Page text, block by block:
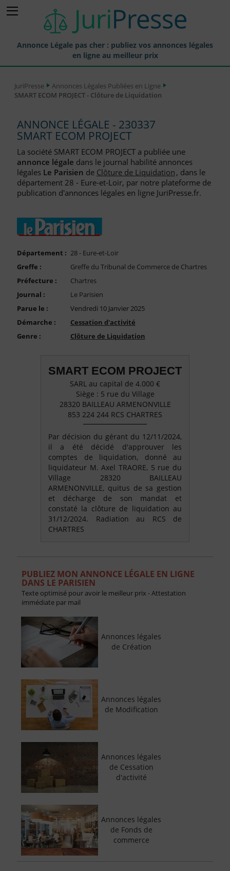
Annonce Légale pas cher : publiez vos annonces légales
en ligne au meilleur prix
Annonces Légales Publiées
Journaux Habilités (JAL) Annonces Légales
Départements pour la Publication d'Annonces Légales
Liste des Greffes
Liste des CCI
FAQ
Nous Contacter
Compte PRO
JuriPresse
Annonces Légales Publiées en Ligne
SMART ECOM PROJECT - Clôture de Liquidation
ANNONCE LÉGALE - 230337
SMART ECOM PROJECT
La société SMART ECOM PROJECT a publiée une
annonce légale dans le journal habilité annonces
légales Le Parisien de Clôture de Liquidation, dans le
département 28 - Eure-et-Loir, par notre plateforme de
publication d'annonces légales en ligne JuriPresse.fr.
Département : 28 - Eure-et-Loir
Greffe :
Greffe du Tribunal de Commerce de Chartres
Préfecture :
Chartres
Journal :
Le Parisien
Parue le :
Vendredi 10 Janvier 2025
Démarche :
Cessation d'activité
Genre :
Clôture de Liquidation
SMART ECOM PROJECT
SARL au capital de 4.000 €
Siège : 5 rue du Village
28320 BAILLEAU ARMENONVILLE
853 224 244 RCS CHARTRES
Par décision du gérant du 12/11/2024,
il a été décidé d'approuver les
comptes de liquidation, donné au
liquidateur M. Axel TRAORE, 5 rue du
Village 28320 BAILLEAU
ARMENONVILLE, quitus de sa gestion
et décharge de son mandat et
constaté la clôture de liquidation au
31/12/2024. Radiation au RCS de
CHARTRES
PUBLIEZ MON ANNONCE LÉGALE EN LIGNE
DANS LE PARISIEN
Texte optimisé pour avoir le meilleur prix - Attestation
immédiate par mail
Annonces légales
de Création
Annonces légales
de Modification
Annonces légales
de Cessation
d'activité
Annonces légales
de Fonds de
commerce